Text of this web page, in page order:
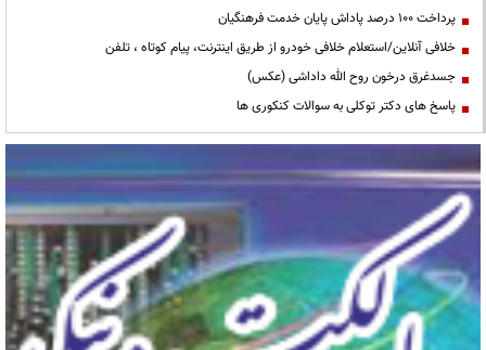
پرداخت ۱۰۰ درصد پاداش پایان خدمت فرهنگیان
خلافی آنلاین/استعلام خلافی خودرو از طریق اینترنت، پیام کوتاه ، تلفن
جسدغرق درخون روح الله داداشی (عکس)
پاسخ های دکتر توکلی به سوالات کنکوری ها